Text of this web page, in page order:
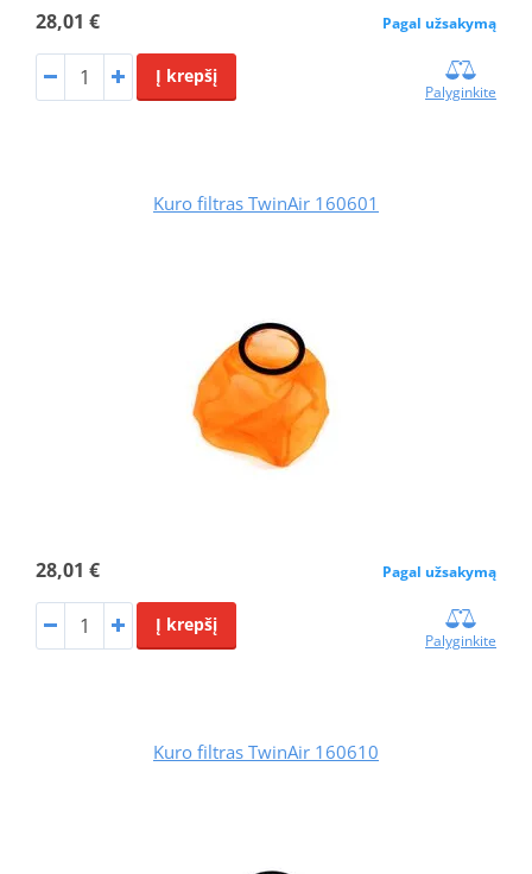
28,01 € Pagal užsakymą
Į krepšį
Palyginkite
Kuro filtras TwinAir 160601
28,01 € Pagal užsakymą
Į krepšį
Palyginkite
Kuro filtras TwinAir 160610